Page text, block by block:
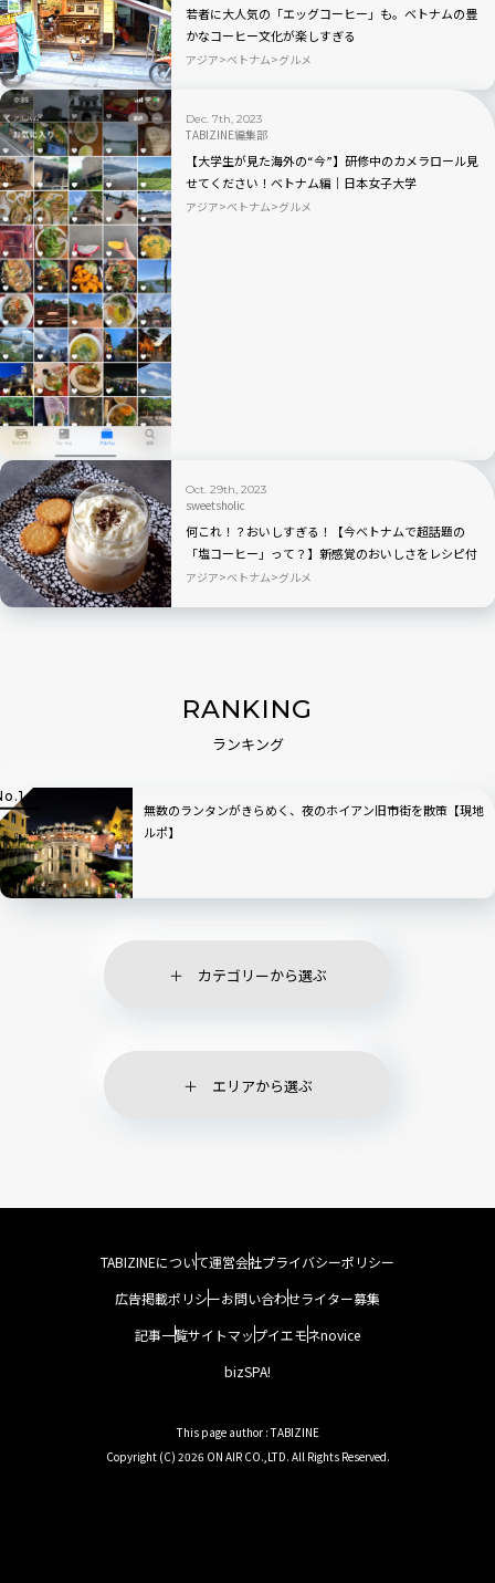
若者に大人気の「エッグコーヒー」も。ベトナムの豊
かなコーヒー文化が楽しすぎる
アジア ベトナム グルメ
Dec. 7th, 2023
TABIZINE編集部
【大学生が見た海外の“今”】研修中のカメラロール見
せてください！ベトナム編｜日本女子大学
×TABIZINE10周年
アジア ベトナム グルメ
Oct. 29th, 2023
sweetsholic
何これ！？おいしすぎる！【今ベトナムで超話題の
「塩コーヒー」って？】新感覚のおいしさをレシピ付
きで紹介
アジア ベトナム グルメ
RANKING
ランキング
無数のランタンがきらめく、夜のホイアン旧市街を散策【現地
ルポ】
カテゴリーから選ぶ
エリアから選ぶ
TABIZINEについて運営会社プライバシーポリシー
広告掲載ポリシーお問い合わせライター募集
記事一覧サイトマップイエモネnovice
bizSPA!
This page author : TABIZINE
Copyright (C) 2026 ON AIR CO.,LTD. All Rights Reserved.